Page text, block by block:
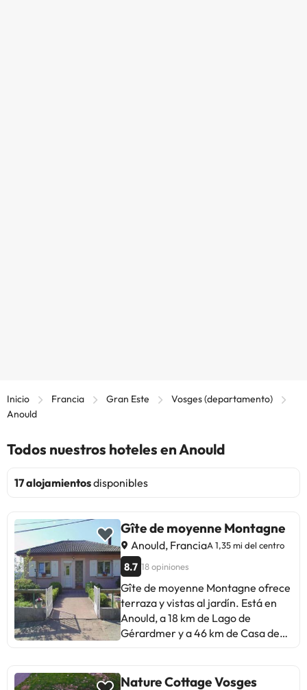
Inicio Francia Gran Este
Vosges (departamento)
Anould
Todos nuestros hoteles en Anould
17 alojamientosdisponibles
Gîte de moyenne Montagne
Anould, FranciaA 1,35 mi del centro
8.7 18 opiniones
Gîte de moyenne Montagne ofrece
terraza y vistas al jardín. Está en
Anould, a 18 km de Lago de
Gérardmer y a 46 km de Casa de
gratis y parking privado gratis. La
Nature Cottage Vosges